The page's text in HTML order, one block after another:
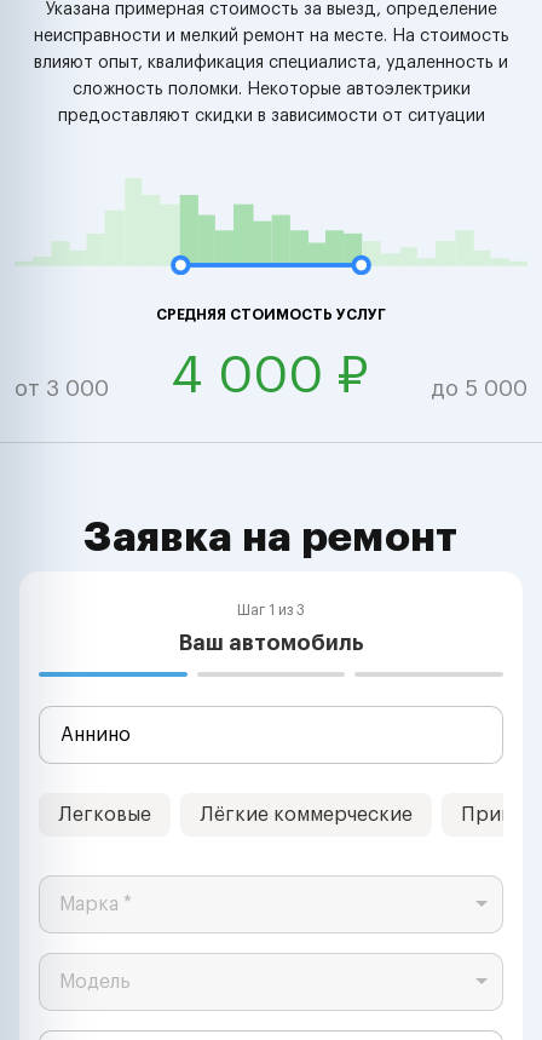
Указана примерная стоимость за выезд, определение
неисправности и мелкий ремонт на месте. На стоимость
влияют опыт, квалификация специалиста, удаленность и
сложность поломки. Некоторые автоэлектрики
предоставляют скидки в зависимости от ситуации
СРЕДНЯЯ СТОИМОСТЬ УСЛУГ
от 3 000 4 000 ₽ до 5 000
Заявка на ремонт
Шаг 1 из 3
Ваш автомобиль
Легковые Лёгкие коммерческие
Марка *
Модель